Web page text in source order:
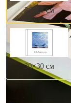
21×21 см
30×30 см